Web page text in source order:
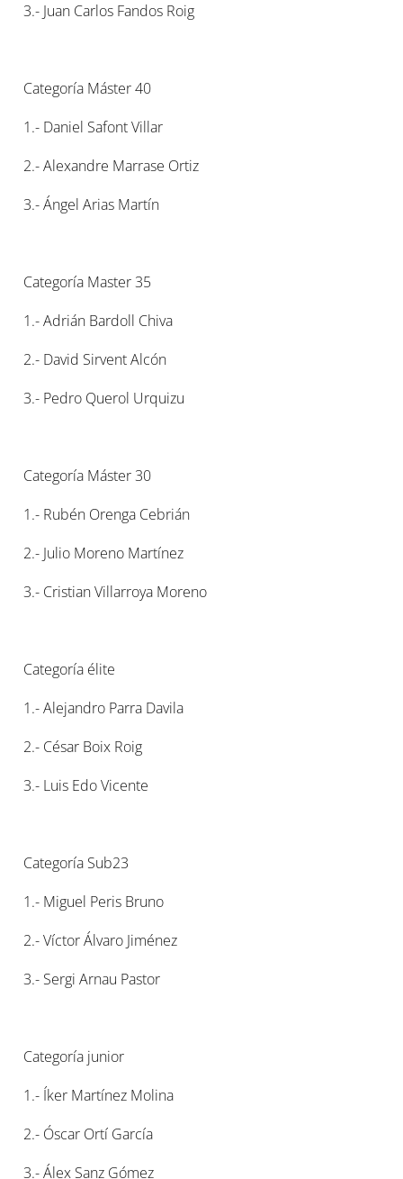
3.- Juan Carlos Fandos Roig
Categoría Máster 40
1.- Daniel Safont Villar
2.- Alexandre Marrase Ortiz
3.- Ángel Arias Martín
Categoría Master 35
1.- Adrián Bardoll Chiva
2.- David Sirvent Alcón
3.- Pedro Querol Urquizu
Categoría Máster 30
1.- Rubén Orenga Cebrián
2.- Julio Moreno Martínez
3.- Cristian Villarroya Moreno
Categoría élite
1.- Alejandro Parra Davila
2.- César Boix Roig
3.- Luis Edo Vicente
Categoría Sub23
1.- Miguel Peris Bruno
2.- Víctor Álvaro Jiménez
3.- Sergi Arnau Pastor
Categoría junior
1.- Íker Martínez Molina
2.- Óscar Ortí García
3.- Álex Sanz Gómez